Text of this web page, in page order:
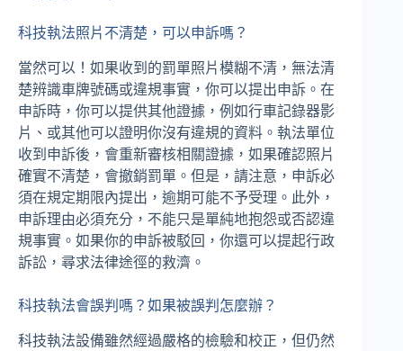
科技執法照片不清楚，可以申訴嗎？
當然可以！如果收到的罰單照片模糊不清，無法清
楚辨識車牌號碼或違規事實，你可以提出申訴。在
申訴時，你可以提供其他證據，例如行車記錄器影
片、或其他可以證明你沒有違規的資料。執法單位
收到申訴後，會重新審核相關證據，如果確認照片
確實不清楚，會撤銷罰單。但是，請注意，申訴必
須在規定期限內提出，逾期可能不予受理。此外，
申訴理由必須充分，不能只是單純地抱怨或否認違
規事實。如果你的申訴被駁回，你還可以提起行政
訴訟，尋求法律途徑的救濟。
科技執法會誤判嗎？如果被誤判怎麼辦？
科技執法設備雖然經過嚴格的檢驗和校正，但仍然